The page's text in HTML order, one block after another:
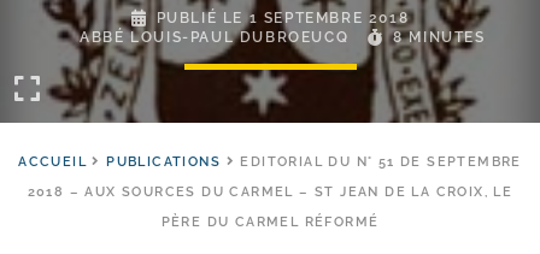
PUBLIÉ LE1 SEPTEMBRE 2018
ABBÉ LOUIS-PAUL DUBROEUCQ
8 MINUTES
ACCUEIL PUBLICATIONS
EDITORIAL DU N° 51 DE SEPTEMBRE
2018 – AUX SOURCES DU CARMEL – ST JEAN DE LA CROIX, LE
PÈRE DU CARMEL RÉFORMÉ